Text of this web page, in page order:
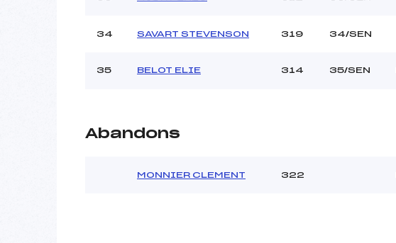
34 SAVART STEVENSON 319 34/SEN
35 BELOT ELIE 314 35/SEN
Abandons
MONNIER CLEMENT 322